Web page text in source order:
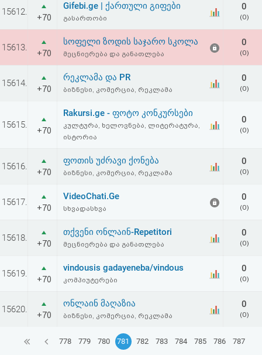
15612.
+70
Gifebi.ge | ქართული გიფები
გასართობი
0
(0)
15613.
+70
სოფელი ზოდის საჯარო სკოლა
მეცნიერება და განათლება
0
(0)
15614.
+70
რეკლამა და PR
ბიზნესი, კომერცია, რეკლამა
0
(0)
15615.
+70
Rakursi.ge - ფოტო კონკურსები
კულტურა, ხელოვნება, ლიტერატურა,
ისტორია
0
(0)
15616.
+70
ფოთის უძრავი ქონება
ბიზნესი, კომერცია, რეკლამა
0
(0)
15617.
+70
VideoChati.Ge
სხვადასხვა
0
(0)
15618.
+70
თქვენი ონლაინ-Repetitori
მეცნიერება და განათლება
0
(0)
15619.
+70
vindousis gadayeneba/vindous
კომპიუტერები
0
(0)
15620.
+70
ონლაინ მაღაზია
ბიზნესი, კომერცია, რეკლამა
0
(0)
778 779 780 781 782 783 784 785 786 787